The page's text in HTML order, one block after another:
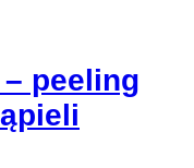
peeling